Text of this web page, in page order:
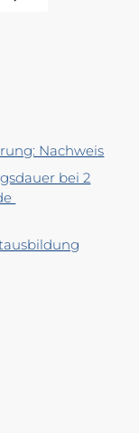
Nachweis
bei 2